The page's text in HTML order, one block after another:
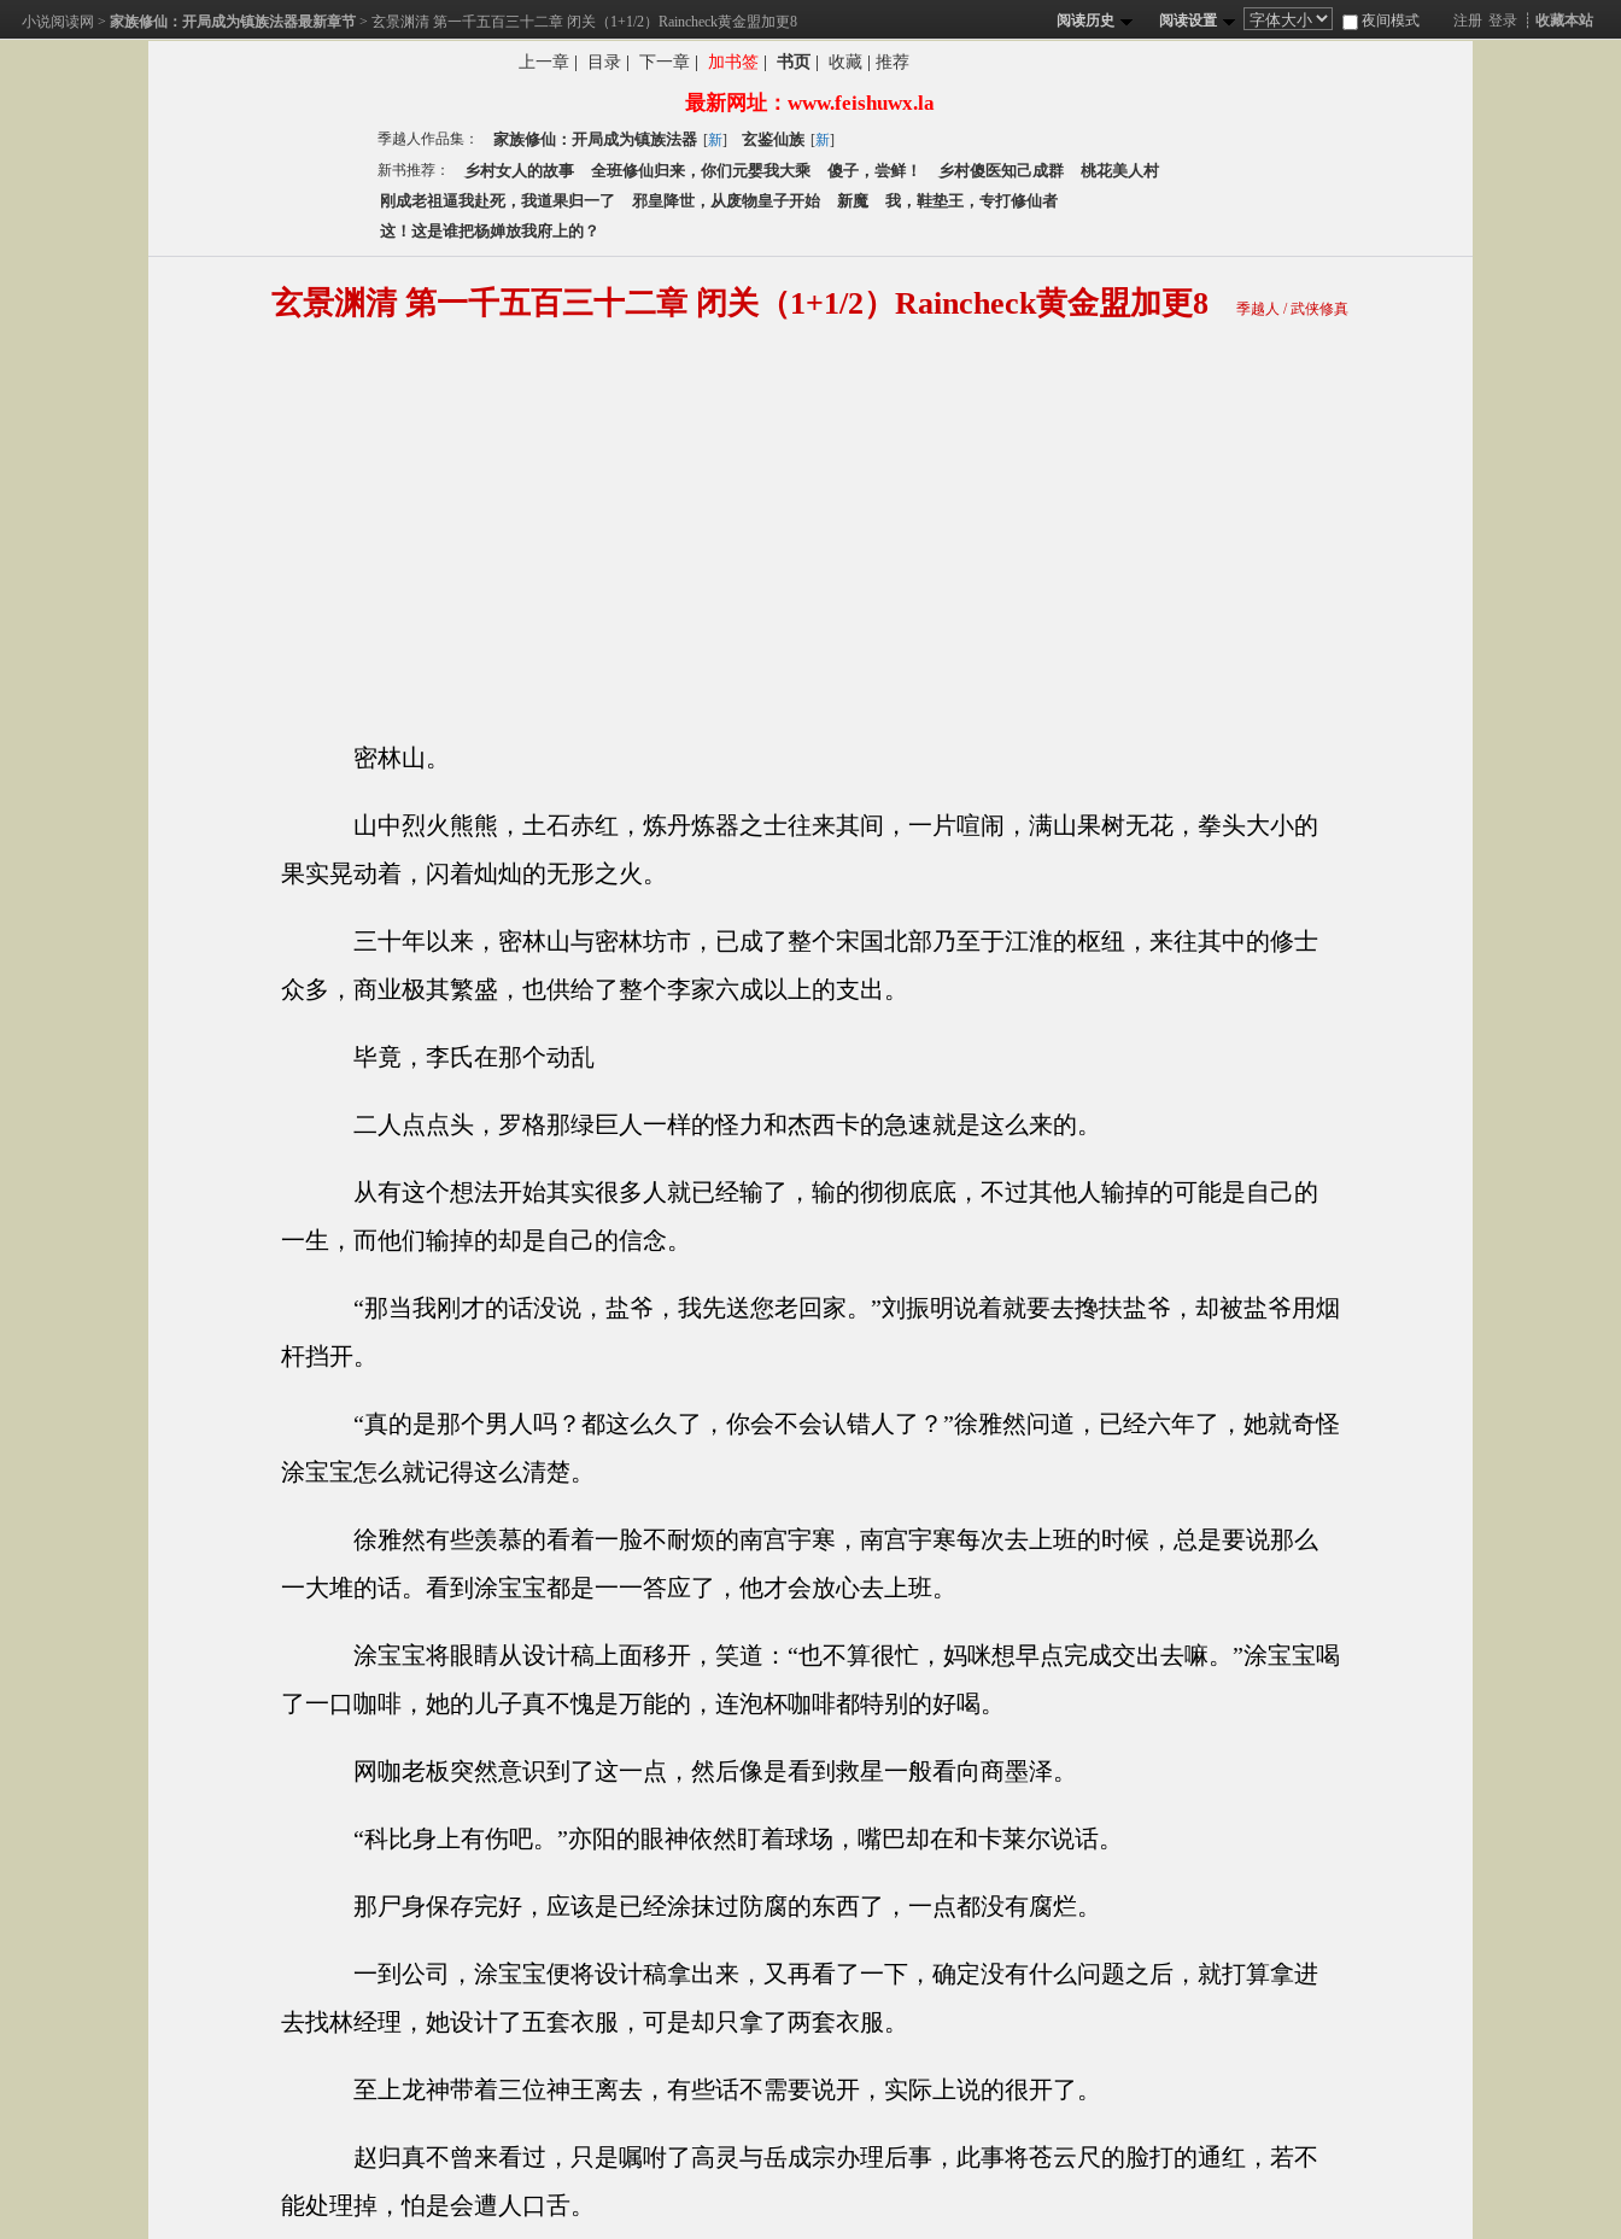
小说阅读网 >家族修仙：开局成为镇族法器最新章节 > 玄景渊清 第一千五百三十二章 闭关（1+1/2）Raincheck黄金盟加更8 收藏本站
注册 登录 ┊
阅读历史 阅读设置 夜间模式
上一章 目录 |下一章 加书签 |书页 |收藏 |推荐
最新网址：www.feishuwx.la
季越人作品集： 家族修仙：开局成为镇族法器 [新] 玄鉴仙族 [新]
新书推荐：
乡村女人的故事 全班修仙归来，你们元婴我大乘 傻子，尝鲜！ 乡村傻医知己成群
桃花美人村
刚成老祖逼我赴死，我道果归一了
邪皇降世，从废物皇子开始 新魔
我，鞋垫王，专打修仙者
这！这是谁把杨婵放我府上的？
玄景渊清 第一千五百三十二章 闭关（1+1/2）Raincheck黄金盟加更8 季越人 / 武侠修真
密林山。
山中烈火熊熊，土石赤红，炼丹炼器之士往来其间，一片喧闹，满山果树无花，拳头大小的
果实晃动着，闪着灿灿的无形之火。
三十年以来，密林山与密林坊市，已成了整个宋国北部乃至于江淮的枢纽，来往其中的修士
众多，商业极其繁盛，也供给了整个李家六成以上的支出。
毕竟，李氏在那个动乱
二人点点头，罗格那绿巨人一样的怪力和杰西卡的急速就是这么来的。
从有这个想法开始其实很多人就已经输了，输的彻彻底底，不过其他人输掉的可能是自己的
一生，而他们输掉的却是自己的信念。
“那当我刚才的话没说，盐爷，我先送您老回家。”刘振明说着就要去搀扶盐爷，却被盐爷用烟
杆挡开。
“真的是那个男人吗？都这么久了，你会不会认错人了？”徐雅然问道，已经六年了，她就奇怪
涂宝宝怎么就记得这么清楚。
徐雅然有些羡慕的看着一脸不耐烦的南宫宇寒，南宫宇寒每次去上班的时候，总是要说那么
一大堆的话。看到涂宝宝都是一一答应了，他才会放心去上班。
涂宝宝将眼睛从设计稿上面移开，笑道：“也不算很忙，妈咪想早点完成交出去嘛。”涂宝宝喝
了一口咖啡，她的儿子真不愧是万能的，连泡杯咖啡都特别的好喝。
网咖老板突然意识到了这一点，然后像是看到救星一般看向商墨泽。
“科比身上有伤吧。”亦阳的眼神依然盯着球场，嘴巴却在和卡莱尔说话。
那尸身保存完好，应该是已经涂抹过防腐的东西了，一点都没有腐烂。
一到公司，涂宝宝便将设计稿拿出来，又再看了一下，确定没有什么问题之后，就打算拿进
去找林经理，她设计了五套衣服，可是却只拿了两套衣服。
至上龙神带着三位神王离去，有些话不需要说开，实际上说的很开了。
赵归真不曾来看过，只是嘱咐了高灵与岳成宗办理后事，此事将苍云尺的脸打的通红，若不
能处理掉，怕是会遭人口舌。